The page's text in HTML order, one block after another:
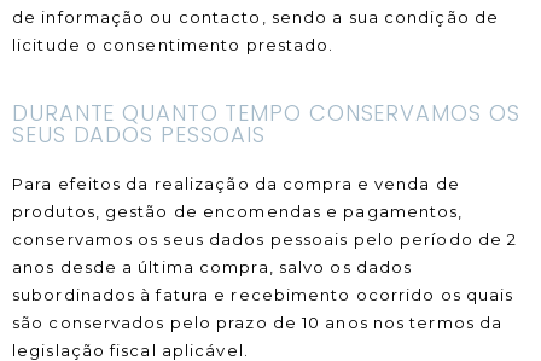
de informação ou contacto, sendo a sua condição de
licitude o consentimento prestado.
DURANTE QUANTO TEMPO CONSERVAMOS OS
SEUS DADOS PESSOAIS
Para efeitos da realização da compra e venda de
produtos, gestão de encomendas e pagamentos,
conservamos os seus dados pessoais pelo período de 2
anos desde a última compra, salvo os dados
subordinados à fatura e recebimento ocorrido os quais
são conservados pelo prazo de 10 anos nos termos da
legislação fiscal aplicável.